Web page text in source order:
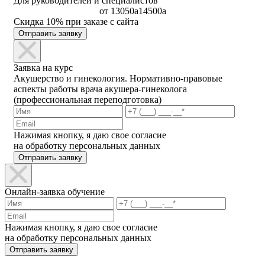
от13050a14500a
Скидка 10% при заказе с сайта
Отправить заявку
Заявка на курс
Акушерство и гинекология. Нормативно-правовые
аспекты работы врача акушера-гинеколога
(профессиональная переподготовка)
Нажимая кнопку, я даю свое согласие
на обработку персональных данных
Отправить заявку
Онлайн-заявка обучение
Нажимая кнопку, я даю свое согласие
на обработку персональных данных
Отправить заявку